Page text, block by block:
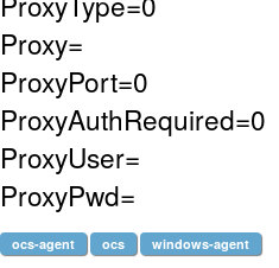
Proxy=
ProxyPort=0
ProxyAuthRequired=0
ProxyUser=
ProxyPwd=
ocs-agent ocs windows-agent